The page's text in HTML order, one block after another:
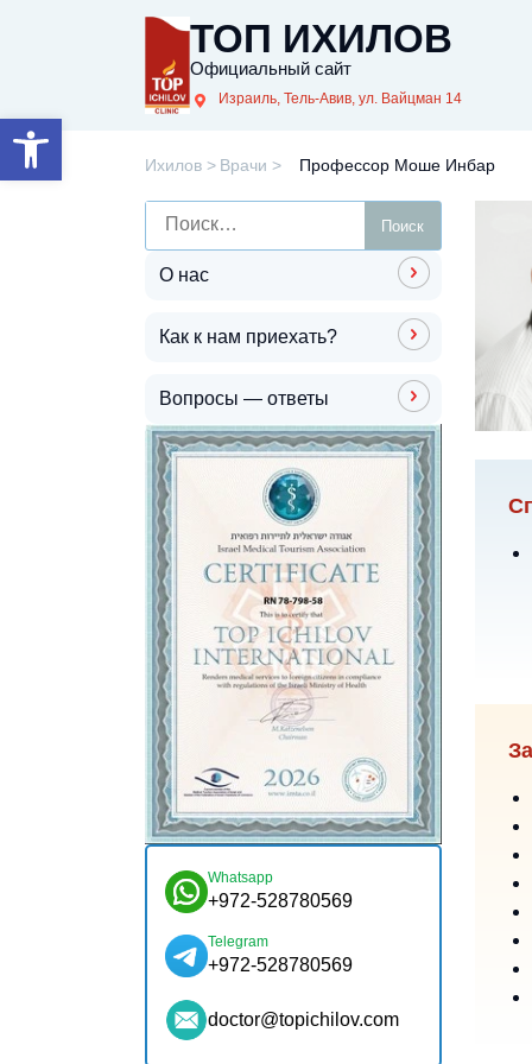
Открыть панель инструментов
ТОП ИХИЛОВ
Официальный сайт
Израиль, Тель-Авив, ул. Вайцман 14
О нас
Как к нам приехать?
Вопросы — ответы
Whatsapp
+972-528780569
Telegram
+972-528780569
doctor@topichilov.com
Ихилов Врачи Профессор Моше Инбар